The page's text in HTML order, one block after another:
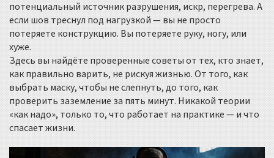
потенциальный источник разрушения, искр, перегрева. А
если шов треснул под нагрузкой — вы не просто
потеряете конструкцию. Вы потеряете руку, ногу, или
хуже.
Здесь вы найдёте проверенные советы от тех, кто знает,
как правильно варить, не рискуя жизнью. От того, как
выбрать маску, чтобы не слепнуть, до того, как
проверить заземление за пять минут. Никакой теории
«как надо», только то, что работает на практике — и что
спасает жизни.